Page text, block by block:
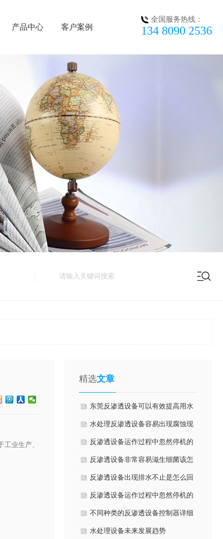
全国服务热线：
134 8090 2536
产品中心 客户案例
业生产、
精选文章
东莞反渗透设备可以有效提高用水
安全！
水处理反渗透设备容易出现腐蚀现
象该怎么办呢？
反渗透设备运作过程中忽然停机的
实际原因
反渗透设备非常容易滋生细菌该怎
么办?
反渗透设备出现排水不止是怎么回
事？
反渗透设备运作过程中忽然停机的
原因
不同种类的反渗透设备控制器详细
应用
水处理设备未来发展趋势